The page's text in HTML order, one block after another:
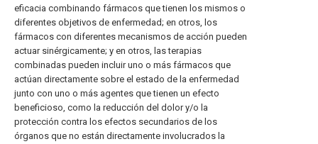
eficacia combinando fármacos que tienen los mismos o
diferentes objetivos de enfermedad; en otros, los
fármacos con diferentes mecanismos de acción pueden
actuar sinérgicamente; y en otros, las terapias
combinadas pueden incluir uno o más fármacos que
actúan directamente sobre el estado de la enfermedad
junto con uno o más agentes que tienen un efecto
beneficioso, como la reducción del dolor y/o la
protección contra los efectos secundarios de los
órganos que no están directamente involucrados la